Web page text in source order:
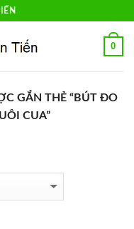
0
GẮN THẺ “BÚT ĐO
CUA”